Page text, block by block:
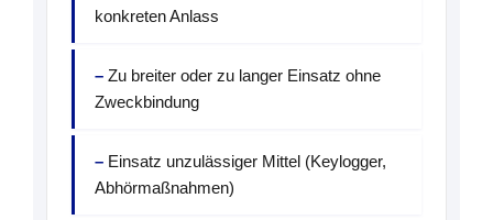
konkreten Anlass
Zu breiter oder zu langer Einsatz ohne
Zweckbindung
Einsatz unzulässiger Mittel (Keylogger,
Abhörmaßnahmen)